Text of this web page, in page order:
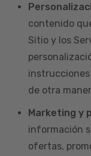
contenido
Sitio y los
instrucciones
de otra
Marketing y
información
ofertas,